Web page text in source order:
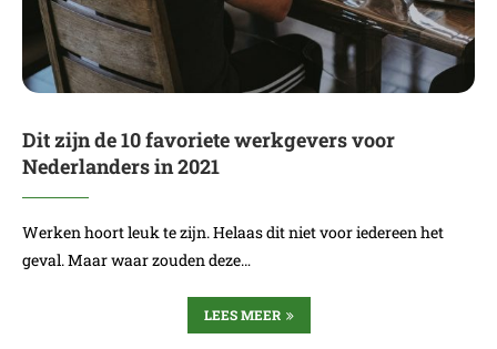
Dit zijn de 10 favoriete werkgevers voor
Nederlanders in 2021
Werken hoort leuk te zijn. Helaas dit niet voor iedereen het
geval. Maar waar zouden deze…
LEES MEER